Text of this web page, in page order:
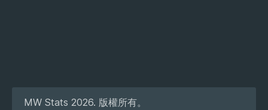
MW Stats 2026. 版權所有。